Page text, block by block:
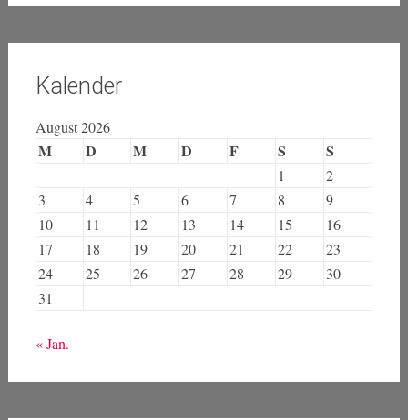
Kalender
August 2026
M D M D F S S
1
2
3
4 5 6 7 8
9
10
11 12 13 14 15
16
17
18 19 20 21 22
23
24
25 26 27 28 29
30
31
« Jan.